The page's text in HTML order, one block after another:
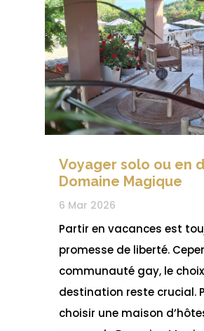
Voyager solo ou en
Domaine Magique
6 Mar 2026
Partir en vacances est
promesse de liberté.
communauté gay, le
destination reste crucial.
choisir une maison